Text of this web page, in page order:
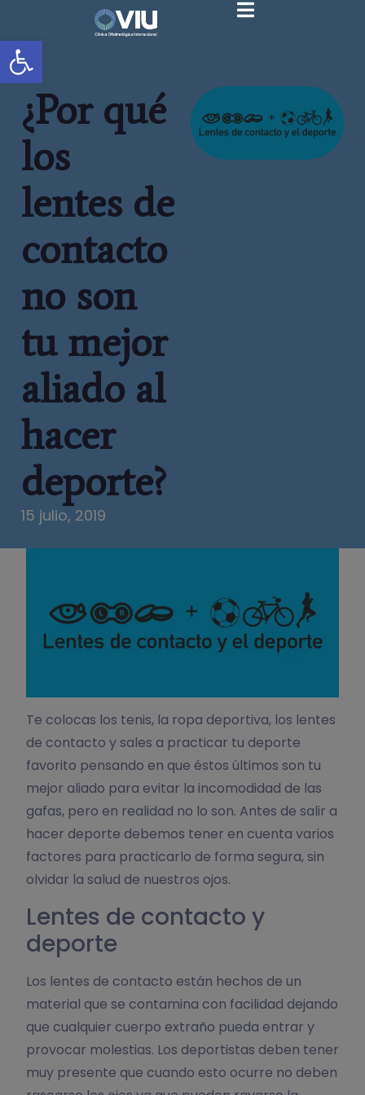
Abrir barra de herramientas
¿Por qué
los
lentes de
contacto
no son
tu mejor
aliado al
hacer
deporte?
15 julio, 2019
Te colocas los tenis, la ropa deportiva, los lentes
de contacto y sales a practicar tu deporte
favorito pensando en que éstos últimos son tu
mejor aliado para evitar la incomodidad de las
gafas, pero en realidad no lo son. Antes de salir a
hacer deporte debemos tener en cuenta varios
factores para practicarlo de forma segura, sin
olvidar la salud de nuestros ojos.
Lentes de contacto y
deporte
Los lentes de contacto están hechos de un
material que se contamina con facilidad dejando
que cualquier cuerpo extraño pueda entrar y
provocar molestias. Los deportistas deben tener
muy presente que cuando esto ocurre no deben